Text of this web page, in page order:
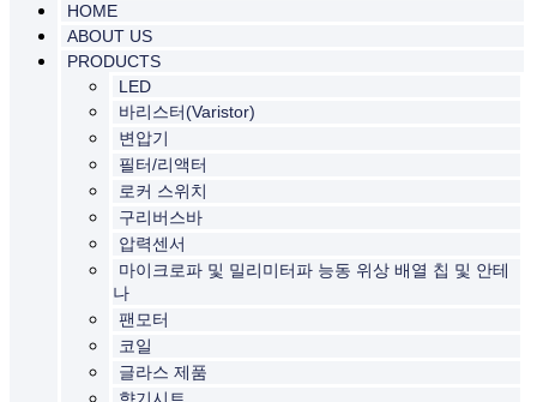
HOME
ABOUT US
PRODUCTS
LED
바리스터(Varistor)
변압기
필터/리액터
로커 스위치
구리버스바
압력센서
마이크로파 및 밀리미터파 능동 위상 배열 칩 및 안테
나
팬모터
코일
글라스 제품